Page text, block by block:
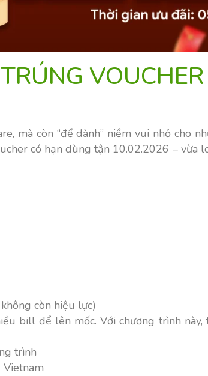
mà còn “để dành” niềm vui nhỏ cho
có hạn dùng tận 10.02.2026 – vừa
còn hiệu lực)
bill để lên mốc. Với chương trình
trình
Vietnam